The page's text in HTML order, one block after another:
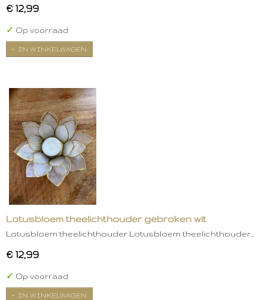
€ 12,99
✓ Op voorraad
IN WINKELWAGEN
Lotusbloem theelichthouder gebroken wit
Lotusbloem theelichthouder Lotusbloem theelichthouder…
€ 12,99
✓ Op voorraad
IN WINKELWAGEN